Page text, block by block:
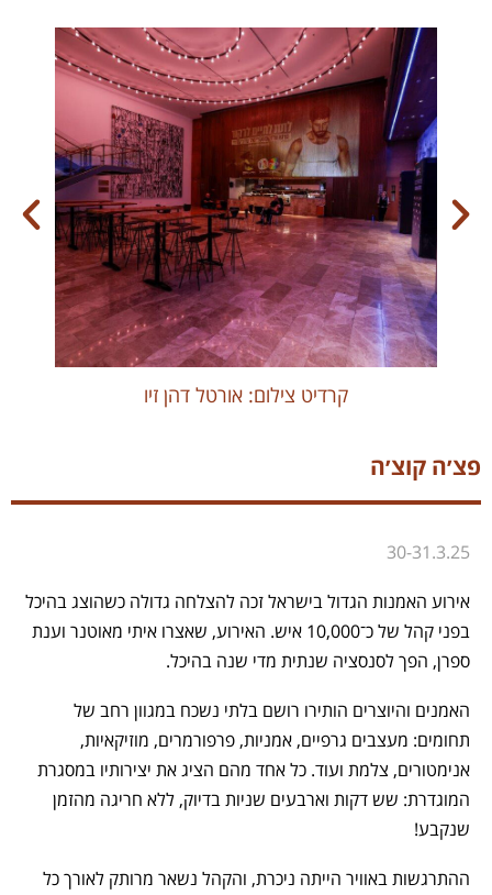
קרדיט צילום: אורטל דהן זיו
פצ׳ה קוצ׳ה
30-31.3.25
אירוע האמנות הגדול בישראל זכה להצלחה גדולה כשהוצג בהיכל
בפני קהל של כ־10,000 איש. האירוע, שאצרו איתי מאוטנר וענת
ספרן, הפך לסנסציה שנתית מדי שנה בהיכל.
האמנים והיוצרים הותירו רושם בלתי נשכח במגוון רחב של
תחומים: מעצבים גרפיים, אמניות, פרפורמרים, מוזיקאיות,
אנימטורים, צלמת ועוד. כל אחד מהם הציג את יצירותיו במסגרת
המוגדרת: שש דקות וארבעים שניות בדיוק, ללא חריגה מהזמן
שנקבע!
ההתרגשות באוויר הייתה ניכרת, והקהל נשאר מרותק לאורך כל